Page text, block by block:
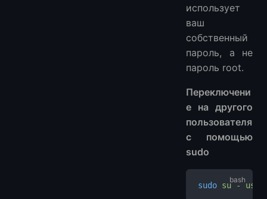
использует
ваш
собственный
пароль, а не
пароль root.
Переключени
е на другого
пользователя
с помощью
sudo
sudo su -